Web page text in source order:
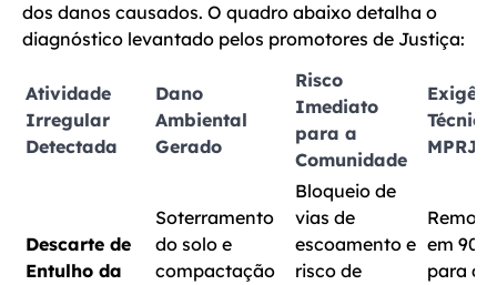
dos danos causados. O quadro abaixo detalha o
diagnóstico levantado pelos promotores de Justiça:
Atividade
Irregular
Detectada
Dano
Ambiental
Gerado
Risco
Imediato
para a
Comunidade
MPRJ
Descarte de
Entulho da
Soterramento
do solo e
compactação
Bloqueio de
vias de
escoamento e
risco de
em 90
para